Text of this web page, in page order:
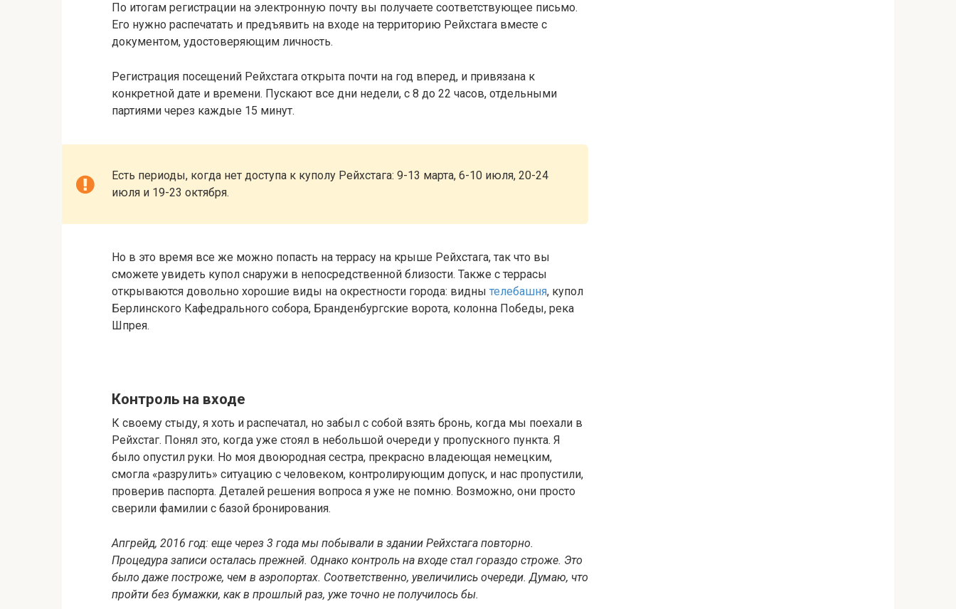
По итогам регистрации на электронную почту вы получаете соответствующее письмо.
Его нужно распечатать и предъявить на входе на территорию Рейхстага вместе с
документом, удостоверяющим личность.
Регистрация посещений Рейхстага открыта почти на год вперед, и привязана к
конкретной дате и времени. Пускают все дни недели, с 8 до 22 часов, отдельными
партиями через каждые 15 минут.
Есть периоды, когда нет доступа к куполу Рейхстага: 9-13 марта, 6-10 июля, 20-24
июля и 19-23 октября.
Но в это время все же можно попасть на террасу на крыше Рейхстага, так что вы
сможете увидеть купол снаружи в непосредственной близости. Также с террасы
открываются довольно хорошие виды на окрестности города: видны телебашня, купол
Берлинского Кафедрального собора, Бранденбургские ворота, колонна Победы, река
Шпрея.
Контроль на входе
К своему стыду, я хоть и распечатал, но забыл с собой взять бронь, когда мы поехали в
Рейхстаг. Понял это, когда уже стоял в небольшой очереди у пропускного пункта. Я
было опустил руки. Но моя двоюродная сестра, прекрасно владеющая немецким,
смогла «разрулить» ситуацию с человеком, контролирующим допуск, и нас пропустили,
проверив паспорта. Деталей решения вопроса я уже не помню. Возможно, они просто
сверили фамилии с базой бронирования.
Апгрейд, 2016 год: еще через 3 года мы побывали в здании Рейхстага повторно.
Процедура записи осталась прежней. Однако контроль на входе стал гораздо строже. Это
было даже построже, чем в аэропортах. Соответственно, увеличились очереди. Думаю, что
пройти без бумажки, как в прошлый раз, уже точно не получилось бы.